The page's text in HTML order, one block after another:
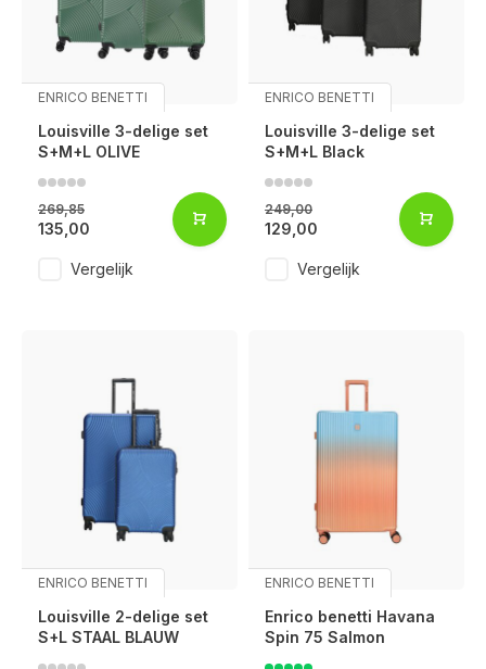
ENRICO BENETTI
Louisville 3-delige set
S+M+L OLIVE
269,85
135,00
Vergelijk
ENRICO BENETTI
Louisville 3-delige set
S+M+L Black
249,00
129,00
Vergelijk
ENRICO BENETTI
Louisville 2-delige set
S+L STAAL BLAUW
ENRICO BENETTI
Enrico benetti Havana
Spin 75 Salmon